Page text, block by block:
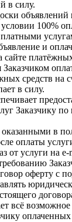
в силу.
объявлений
100%
и
Заказчиком
средств на
в силу.
Заказчику
оказанными в
оплаты
от услуги на
оферту с
всё